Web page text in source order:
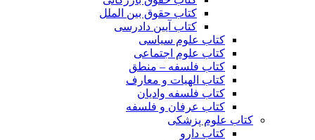
کتاب حقوق بین الملل
کتاب آیین دادرسی
کتاب علوم سیاسی
کتاب علوم اجتماعی
کتاب فلسفه – منطق
کتاب الهیات و معارف
کتاب فلسفه وادیان
کتاب عرفان و فلسفه
کتاب علوم پزشکی
کتاب دارو